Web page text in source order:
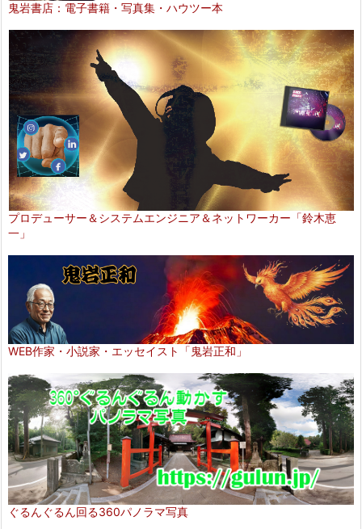
鬼岩書店：電子書籍・写真集・ハウツー本
プロデューサー＆システムエンジニア＆ネットワーカー「鈴木恵
一」
WEB作家・小説家・エッセイスト「鬼岩正和」
ぐるんぐるん回る360パノラマ写真